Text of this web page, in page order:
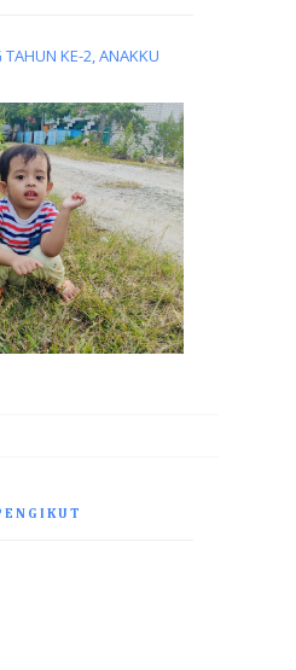
TAHUN KE-2, ANAKKU